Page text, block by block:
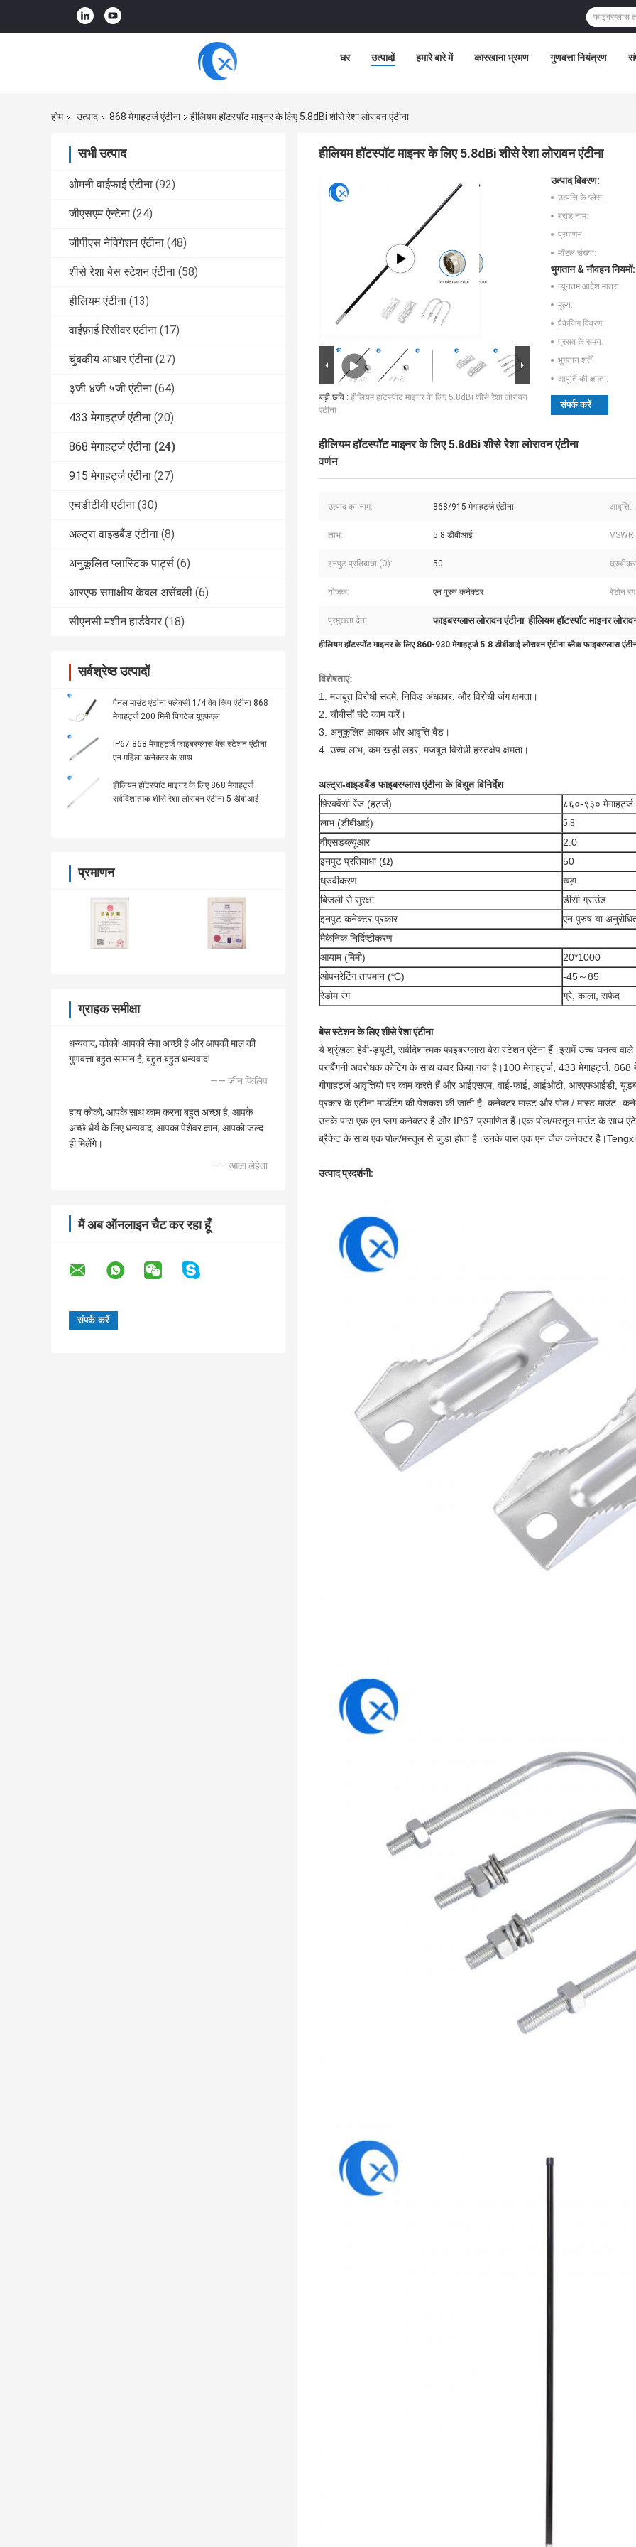
घर उत्पादों हमारे बारे में कारखाना भ्रमण गुणवत्ता नियंत्रण
होम उत्पाद 868 मेगाहर्ट्ज एंटीना हीलियम हॉटस्पॉट माइनर के लिए 5.8dBi शीसे रेशा लोरावन एंटीना
सभी उत्पाद
ओमनी वाईफाई एंटीना (92)
जीएसएम ऐन्टेना (24)
जीपीएस नेविगेशन एंटीना (48)
शीसे रेशा बेस स्टेशन एंटीना (58)
हीलियम एंटीना (13)
वाईफ़ाई रिसीवर एंटीना (17)
चुंबकीय आधार एंटीना (27)
३जी ४जी ५जी एंटीना (64)
433 मेगाहर्ट्ज एंटीना (20)
868 मेगाहर्ट्ज एंटीना (24)
915 मेगाहर्ट्ज एंटीना (27)
एचडीटीवी एंटीना (30)
अल्ट्रा वाइडबैंड एंटीना (8)
अनुकूलित प्लास्टिक पार्ट्स (6)
आरएफ समाक्षीय केबल असेंबली (6)
सीएनसी मशीन हार्डवेयर (18)
सर्वश्रेष्ठ उत्पादों
पैनल माउंट एंटीना फ्लेक्सी 1/4 वेव व्हिप एंटीना 868
मेगाहर्ट्ज 200 मिमी पिगटेल यूएफएल
IP67 868 मेगाहर्ट्ज फाइबरग्लास बेस स्टेशन एंटीना
एन महिला कनेक्टर के साथ
हीलियम हॉटस्पॉट माइनर के लिए 868 मेगाहर्ट्ज
सर्वदिशात्मक शीसे रेशा लोरावन एंटीना 5 डीबीआई
प्रमाणन
ग्राहक समीक्षा
धन्यवाद, कोको! आपकी सेवा अच्छी है और आपकी माल की
गुणवत्ता बहुत सामान है, बहुत बहुत धन्यवाद!
—— जीन फिलिप
हाय कोको, आपके साथ काम करना बहुत अच्छा है, आपके
अच्छे धैर्य के लिए धन्यवाद, आपका पेशेवर ज्ञान, आपको जल्द
ही मिलेंगे।
—— आला लेहेता
मैं अब ऑनलाइन चैट कर रहा हूँ
हीलियम हॉटस्पॉट माइनर के लिए 5.8dBi शीसे रेशा लोरावन एंटीना
बड़ी छवि : हीलियम हॉटस्पॉट माइनर के लिए 5.8dBi शीसे रेशा लोरावन
एंटीना
उत्पाद विवरण:
उत्पत्ति के प्लेस:
ब्रांड नाम:
प्रमाणन:
मॉडल संख्या:
भुगतान & नौवहन नियमों:
न्यूनतम आदेश मात्रा:
मूल्य:
पैकेजिंग विवरण:
प्रसव के समय:
भुगतान शर्तें:
आपूर्ति की क्षमता:
संपर्क करें
हीलियम हॉटस्पॉट माइनर के लिए 5.8dBi शीसे रेशा लोरावन एंटीना
वर्णन
उत्पाद का नाम: 868/915 मेगाहर्ट्ज एंटीना आवृत्ति:
लाभ: 5.8 डीबीआई VSWR:
इनपुट प्रतिबाधा (Ω): 50
योजक: एन पुरुष कनेक्टर रेडोन
प्रमुखता देना: फाइबरग्लास लोरावन एंटीना,हीलियम हॉटस्पॉट माइनर
हीलियम हॉटस्पॉट माइनर के लिए 860-930 मेगाहर्ट्ज 5.8 डीबीआई लोरावन एंटीना ब्लैक फाइबरग्लास
विशेषताएं:
1. मजबूत विरोधी सदमे, निविड़ अंधकार, और विरोधी जंग क्षमता।
2. चौबीसों घंटे काम करें।
3. अनुकूलित आकार और आवृत्ति बैंड।
4. उच्च लाभ, कम खड़ी लहर, मजबूत विरोधी हस्तक्षेप क्षमता।
अल्ट्रा-वाइडबैंड फाइबरग्लास एंटीना के विद्युत विनिर्देश
फ़्रिक्वेंसी रेंज (हर्ट्ज)
८६०-९३० मेगाहर्ट्ज
लाभ (डीबीआई)
5.8
वीएसडब्ल्यूआर
2.0
इनपुट प्रतिबाधा (Ω)
50
ध्रुवीकरण
खड़ा
बिजली से सुरक्षा
डीसी ग्राउंड
इनपुट कनेक्टर प्रकार
एन पुरुष या
मैकेनिक निर्दिष्टीकरण
आयाम (मिमी)
20*1000
ओपनरेटिंग तापमान (℃)
-45～85
रेडोम रंग
ग्रे, काला, सफेद
बेस स्टेशन के लिए शीसे रेशा एंटीना
ये श्रृंखला हेवी-ड्यूटी, सर्वदिशात्मक फाइबरग्लास बेस स्टेशन एंटेना हैं।इसमें उच्च घनत्व
पराबैंगनी अवरोधक कोटिंग के साथ कवर किया गया है।100 मेगाहर्ट्ज, 433 मेगाहर्ट्ज,
गीगाहर्ट्ज आवृत्तियों पर काम करते हैं और आईएसएम, वाई-फाई, आईओटी, आरएफआईडी,
प्रकार के एंटीना माउंटिंग की पेशकश की जाती है: कनेक्टर माउंट और पोल / मास्ट
उनके पास एक एन प्लग कनेक्टर है और IP67 प्रमाणित हैं।एक पोल/मस्तूल माउंट के साथ
ब्रैकेट के साथ एक पोल/मस्तूल से जुड़ा होता है।उनके पास एक एन जैक कनेक्टर
उत्पाद प्रदर्शनी: